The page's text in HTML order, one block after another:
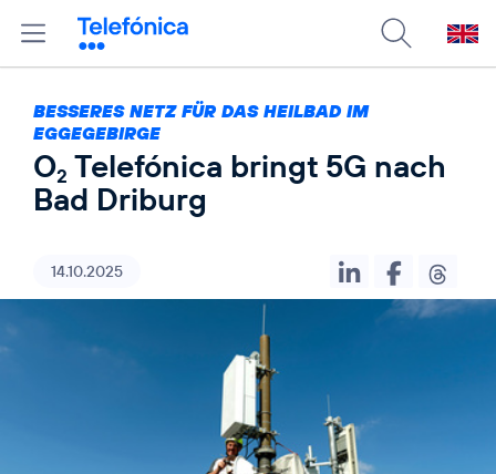
BESSERES NETZ FÜR DAS HEILBAD IM
EGGEGEBIRGE
O2 Telefónica bringt 5G nach
Bad Driburg
14.10.2025